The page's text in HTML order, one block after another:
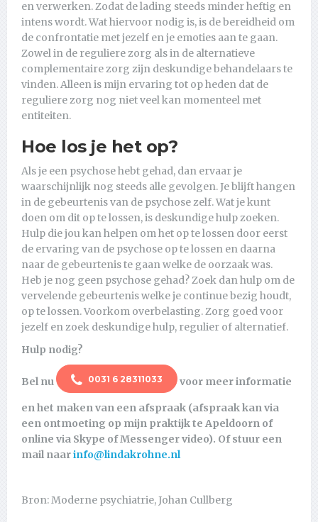
en verwerken. Zodat de lading steeds minder heftig en
intens wordt. Wat hiervoor nodig is, is de bereidheid om
de confrontatie met jezelf en je emoties aan te gaan.
Zowel in de reguliere zorg als in de alternatieve
complementaire zorg zijn deskundige behandelaars te
vinden. Alleen is mijn ervaring tot op heden dat de
reguliere zorg nog niet veel kan momenteel met
entiteiten.
Hoe los je het op?
Als je een psychose hebt gehad, dan ervaar je
waarschijnlijk nog steeds alle gevolgen. Je blijft hangen
in de gebeurtenis van de psychose zelf. Wat je kunt
doen om dit op te lossen, is deskundige hulp zoeken.
Hulp die jou kan helpen om het op te lossen door eerst
de ervaring van de psychose op te lossen en daarna
naar de gebeurtenis te gaan welke de oorzaak was.
Heb je nog geen psychose gehad? Zoek dan hulp om de
vervelende gebeurtenis welke je continue bezig houdt,
op te lossen. Voorkom overbelasting. Zorg goed voor
jezelf en zoek deskundige hulp, regulier of alternatief.
Hulp nodig?
Bel nu 0031 6 28311033 voor meer informatie
en het maken van een afspraak (afspraak kan via
een ontmoeting op mijn praktijk te Apeldoorn of
online via Skype of Messenger video). Of stuur een
mail naarinfo@lindakrohne.nl
Bron: Moderne psychiatrie, Johan Cullberg